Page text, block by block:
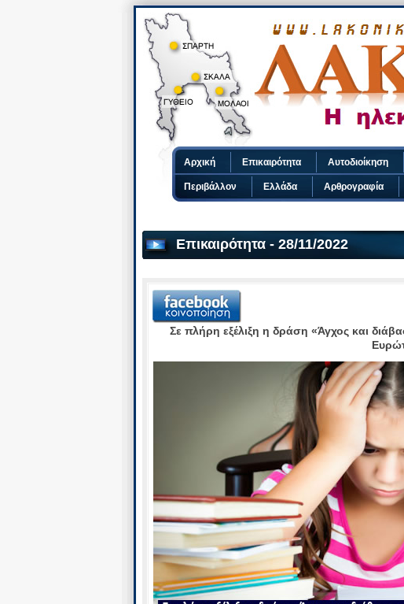
Επικαιρότητα - 28/11/2022
Σε πλήρη εξέλιξη η δράση «Άγχος και
Αρχική Επικαιρότητα Αυτοδιοίκηση
Περιβάλλον Ελλάδα Αρθρογραφία